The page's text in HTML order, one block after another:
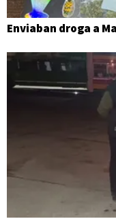
Enviaban droga a